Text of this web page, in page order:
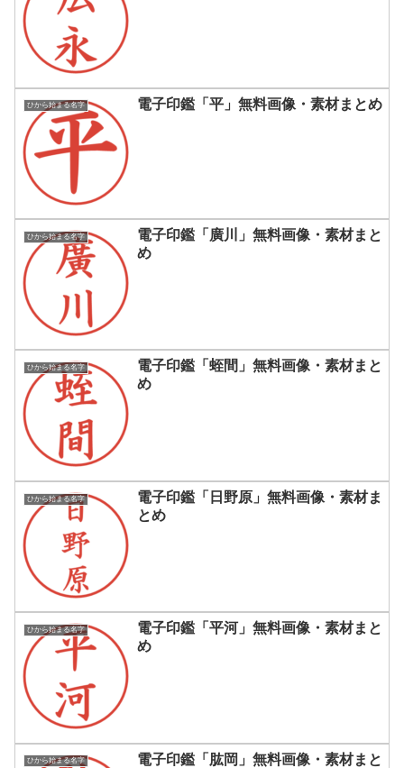
ひから始まる名字 電子印鑑「平」無料画像・素材まとめ
ひから始まる名字
電子印鑑「廣川」無料画像・素材まと
め
ひから始まる名字
電子印鑑「蛭間」無料画像・素材まと
め
ひから始まる名字
電子印鑑「日野原」無料画像・素材ま
とめ
ひから始まる名字
電子印鑑「平河」無料画像・素材まと
め
ひから始まる名字
電子印鑑「肱岡」無料画像・素材まと